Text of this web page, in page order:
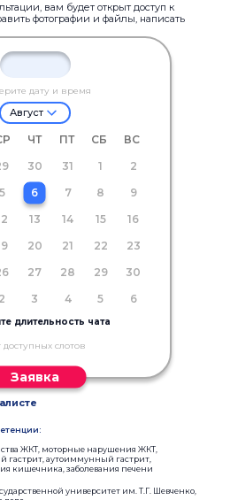
вам будет открыт доступ к
фотографии и файлы, написать
дату и время
Август
ЧТ ПТ СБ
ВС
30 31 1
2
5 6 7 8
9
13 14 15
16
20 21 22
23
27 28 29
30
2 3 4 5 6
длительность чата
доступных слотов
Заявка
ЖКТ, моторные нарушения ЖКТ,
гастрит, аутоиммунный гастрит,
кишечника, заболевания печени
университет им. Т.Г. Шевченко,